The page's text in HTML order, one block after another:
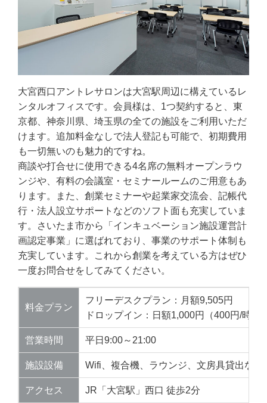
大宮西口アントレサロンは大宮駅周辺に構えているレ
ンタルオフィスです。会員様は、1つ契約すると、東
京都、神奈川県、埼玉県の全ての施設をご利用いただ
けます。追加料金なしで法人登記も可能で、初期費用
も一切無いのも魅力的ですね。
商談や打合せに使用できる4名席の無料オープンラウ
ンジや、有料の会議室・セミナールームのご用意もあ
ります。また、創業セミナーや起業家交流会、記帳代
行・法人設立サポートなどのソフト面も充実していま
す。さいたま市から「インキュベーション施設運営計
画認定事業」に選ばれており、事業のサポート体制も
充実しています。これから創業を考えている方はぜひ
一度お問合せをしてみてください。
料金プラン
フリーデスクプラン：月額9,505円
ドロップイン：日額1,000円（400円/時）
営業時間 平日9:00～21:00
施設設備 Wifi、複合機、ラウンジ、文房具貸出など
アクセス JR「大宮駅」西口 徒歩2分